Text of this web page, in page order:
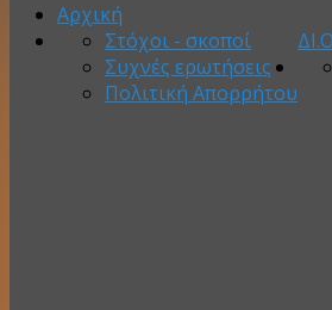
Αρχική
Στόχοι - σκοποί
Συχνές ερωτήσεις
Πολιτική Απορρήτου